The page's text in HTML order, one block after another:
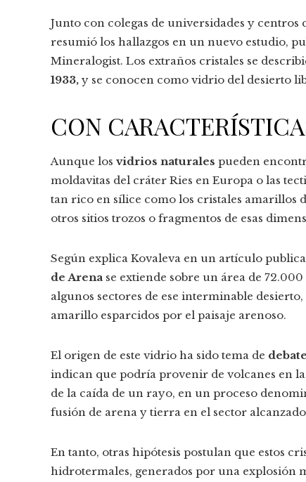
Junto con colegas de universidades y
resumió los hallazgos en un nuevo estudio,
Mineralogist. Los extraños cristales se
1933, y se conocen como vidrio del desierto
CON
Aunque los vidrios naturales pueden
moldavitas del cráter Ries en Europa o las
tan rico en sílice como los cristales amarillos
otros sitios trozos o fragmentos de esas
Según explica Kovaleva en un artículo
de Arena se extiende sobre un área de
algunos sectores de ese interminable
amarillo esparcidos por el paisaje arenoso.
El origen de este vidrio ha sido tema de
indican que podría provenir de volcanes en
de la caída de un rayo, en un proceso
fusión de arena y tierra en el sector
En tanto, otras hipótesis postulan que estos
hidrotermales, generados por una explosión